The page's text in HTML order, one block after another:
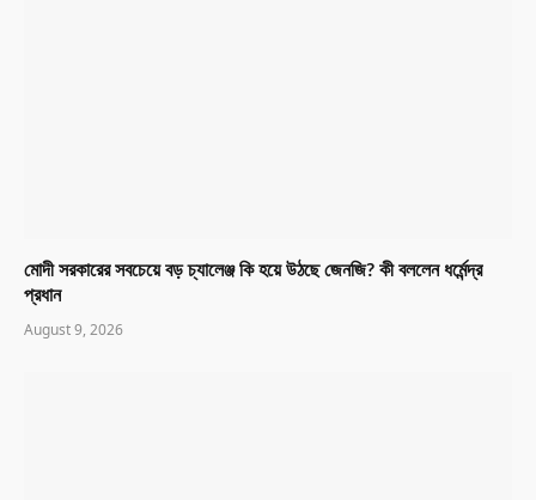
মোদী সরকারের সবচেয়ে বড় চ্যালেঞ্জ কি হয়ে উঠছে জেনজি? কী বললেন ধর্মেন্দ্র
প্রধান
August 9, 2026